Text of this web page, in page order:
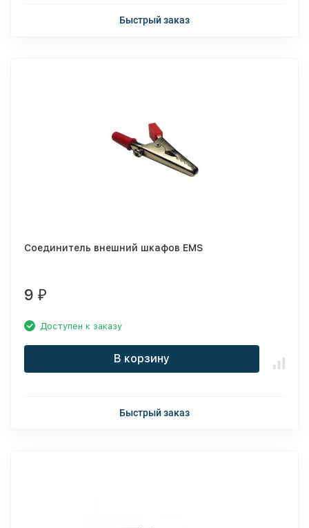
Быстрый заказ
Соединитель внешний шкафов EMS
9 ₽
Доступен к заказу
В корзину
Быстрый заказ